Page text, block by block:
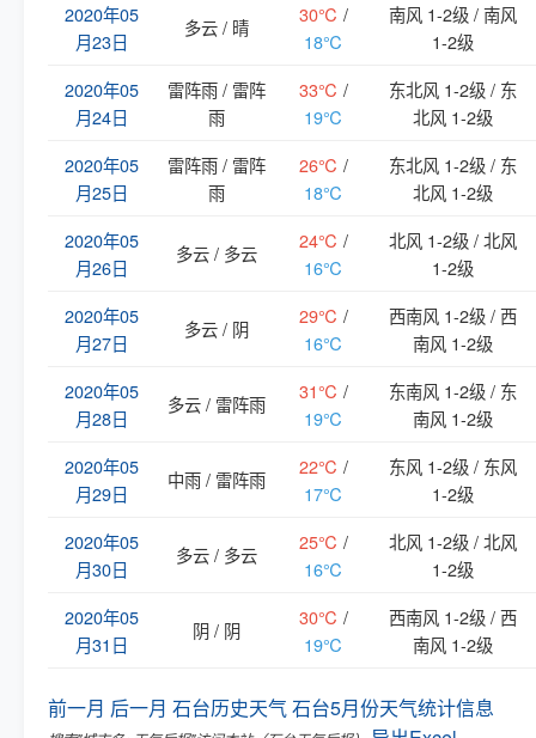
2020年05
月23日
多云 / 晴
30℃ /
18℃
南风 1-2级 / 南风
1-2级
2020年05
月24日
雷阵雨 / 雷阵
雨
33℃ /
19℃
东北风 1-2级 / 东
北风 1-2级
2020年05
月25日
雷阵雨 / 雷阵
雨
26℃ /
18℃
东北风 1-2级 / 东
北风 1-2级
2020年05
月26日
多云 / 多云
24℃ /
16℃
北风 1-2级 / 北风
1-2级
2020年05
月27日
多云 / 阴
29℃ /
16℃
西南风 1-2级 / 西
南风 1-2级
2020年05
月28日
多云 / 雷阵雨
31℃ /
19℃
东南风 1-2级 / 东
南风 1-2级
2020年05
月29日
中雨 / 雷阵雨
22℃ /
17℃
东风 1-2级 / 东风
1-2级
2020年05
月30日
多云 / 多云
25℃ /
16℃
北风 1-2级 / 北风
1-2级
2020年05
月31日
阴 / 阴
30℃ /
19℃
西南风 1-2级 / 西
南风 1-2级
前一月 后一月 石台历史天气 石台5月份天气统计信息